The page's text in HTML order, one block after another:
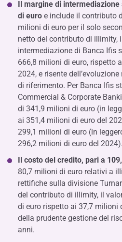
Il margine di
di euro e include il contributo
milioni di euro per il solo
netto del contributo di illimity,
intermediazione di Banca Ifis
666,8 milioni di euro, rispetto
2024, e risente
di riferimento. Per Banca Ifis
Commercial & Corporate
di 341,9 milioni di euro (in
ai 351,4 milioni di euro del
299,1 milioni di euro (in
296,2 milioni di euro del 2024).
Il costo del credito, pari a
80,7 milioni di euro relativi a
rettifiche sulla divisione
del contributo di illimity, il
di euro rispetto ai 37,7 milioni
della prudente gestione del
anni.